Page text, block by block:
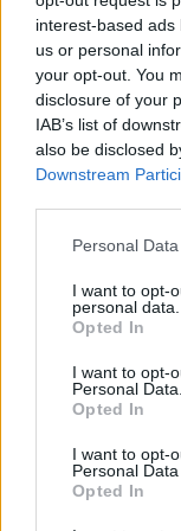
interest-based
us or personal
your opt-out. You
disclosure of your
IAB’s list of
also be disclosed
Downstream
Personal
I want to opt-
personal data.
Opted In
I want to opt-
Personal Data.
Opted In
I want to opt-
Personal
Opted In